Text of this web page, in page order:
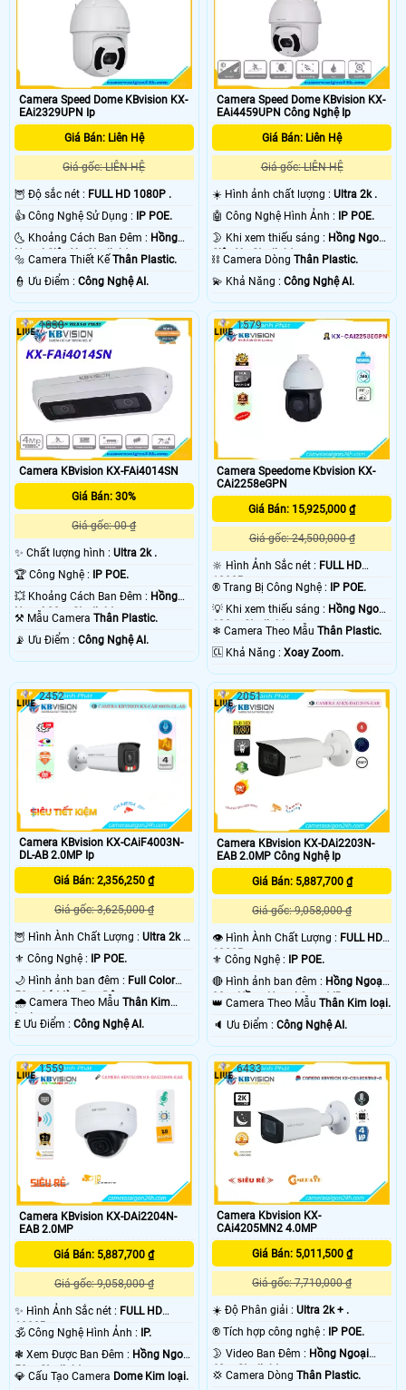
Camera Speed Dome KBvision KX-
EAi2329UPN Ip
Giá Bán: Liên Hệ
Giá gốc: LIÊN HỆ
🦉 Độ sắc nét : FULL HD 1080P .
👍 Công Nghệ Sử Dụng : IP POE.
🌜 Khoảng Cách Ban Đêm : Hồng
Ngoại Siêu Xa Starlight.
🔩 Camera Thiết KếThân Plastic.
️👮 Ưu Điểm : Công Nghệ AI.
Camera Speed Dome KBvision KX-
EAi4459UPN Công Nghệ Ip
Giá Bán: Liên Hệ
Giá gốc: LIÊN HỆ
☀️ Hình ảnh chất lượng :Ultra 2k .
🤖️ Công Nghệ Hình Ảnh : IP POE.
🌛 Khi xem thiếu sáng : Hồng Ngoại
Siêu Xa Starlight.
⛓ Camera DòngThân Plastic.
️💫 Khả Năng :Công Nghệ AI.
Camera KBvision KX-FAi4014SN
Giá Bán: 30%
Giá gốc: 00 ₫
✨ Chất lượng hình : Ultra 2k .
🏆 Công Nghệ : IP POE.
💥 Khoảng Cách Ban Đêm : Hồng
Ngoại 20m Starlight.
⚒ Mẫu Camera Thân Plastic.
️📡 Ưu Điểm : Công Nghệ AI.
1838
Camera Speedome Kbvision KX-
CAi2258eGPN
Giá Bán: 15,925,000 ₫
Giá gốc: 24,500,000 ₫
🔆 Hình Ảnh Sắc nét : FULL HD
1080P .
®️ Trang Bị Công Nghệ : IP POE.
💡 Khi xem thiếu sáng : Hồng Ngoại
100m Starlight.
❄ Camera Theo MẫuThân Plastic.
️🆑 Khả Năng :Xoay Zoom.
1579
Camera KBvision KX-CAiF4003N-
DL-AB 2.0MP Ip
Giá Bán: 2,356,250 ₫
Giá gốc: 3,625,000 ₫
🦉 Hình Ành Chất Lượng : Ultra 2k +
⚜️ Công Nghệ : IP POE.
🌙 Hình ảnh ban đêm : Full Color
50m Có Màu Ban Ðêm.
🌧️ Camera Theo Mẫu Thân Kim
loại.
️₤ Ưu Điểm : Công Nghệ AI.
2452
Camera KBvision KX-DAi2203N-
EAB 2.0MP Công Nghệ Ip
Giá Bán: 5,887,700 ₫
Giá gốc: 9,058,000 ₫
👁 Hình Ành Chất Lượng : FULL HD
1080P .
⚜️ Công Nghệ :
IP POE.
🔴 Hình ảnh ban đêm : Hồng Ngoại
80m Hồng Ngoại Smart IR.
👑 Camera Theo MẫuThân Kim loại.
️🔈 Ưu Điểm :Công Nghệ AI.
2051
Camera KBvision KX-DAi2204N-
EAB 2.0MP
Giá Bán: 5,887,700 ₫
Giá gốc: 9,058,000 ₫
✨ Hình Ảnh Sắc nét : FULL HD
1080P .
🕉️ Công Nghệ Hình Ảnh : IP.
❃ Xem Được Ban Đêm : Hồng Ngoại
50m Starlight.
💎 Cấu Tạo Camera Dome Kim loại.
1559
Camera Kbvision KX-
CAi4205MN2 4.0MP
Giá Bán: 5,011,500 ₫
Giá gốc: 7,710,000 ₫
☀️ Độ Phân giải :Ultra 2k + .
®️ Tích hợp công nghệ :
IP POE.
🌛 Video Ban Đêm : Hồng Ngoại
60m Starlight.
💢 Camera DòngThân Plastic.
6433